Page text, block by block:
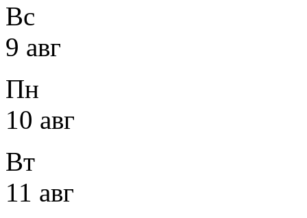
Вс
9 авг
Пн
10 авг
Вт
11 авг